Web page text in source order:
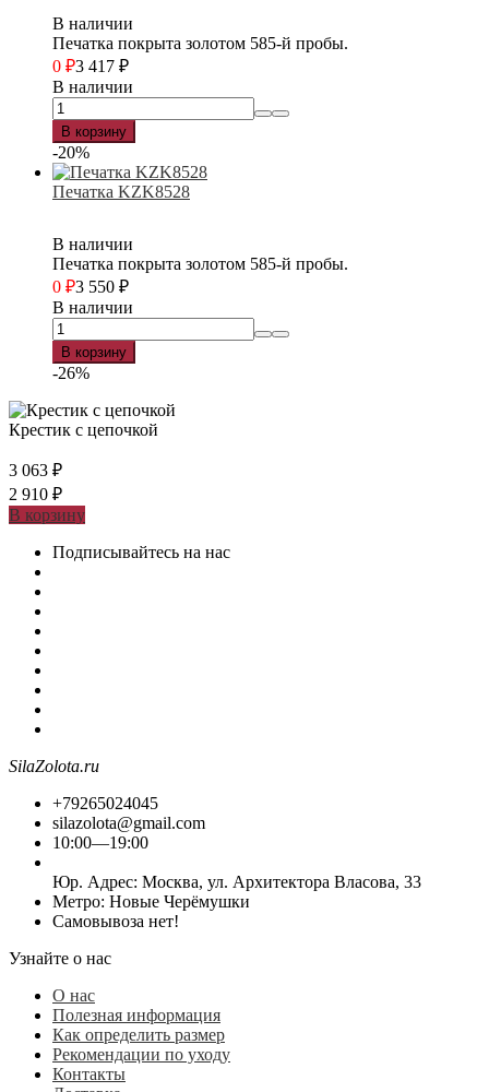
В наличии
Печатка покрыта золотом 585-й пробы.
0 ₽3 417 ₽
В наличии
В корзину
-20%
Печатка KZK8528
В наличии
Печатка покрыта золотом 585-й пробы.
0 ₽3 550 ₽
В наличии
В корзину
-26%
Крестик с цепочкой
3 063 ₽
2 910 ₽
В корзину
Подписывайтесь на нас
SilaZolota.ru
+79265024045
silazolota@gmail.com
10:00—19:00
Юр. Адреc: Москва, ул. Архитектора Власова, 33
Метро: Новые Черёмушки
Самовывоза нет!
Узнайте о нас
О нас
Полезная информация
Как определить размер
Рекомендации по уходу
Контакты